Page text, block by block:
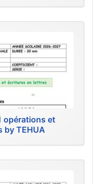
opérations et
by TEHUA